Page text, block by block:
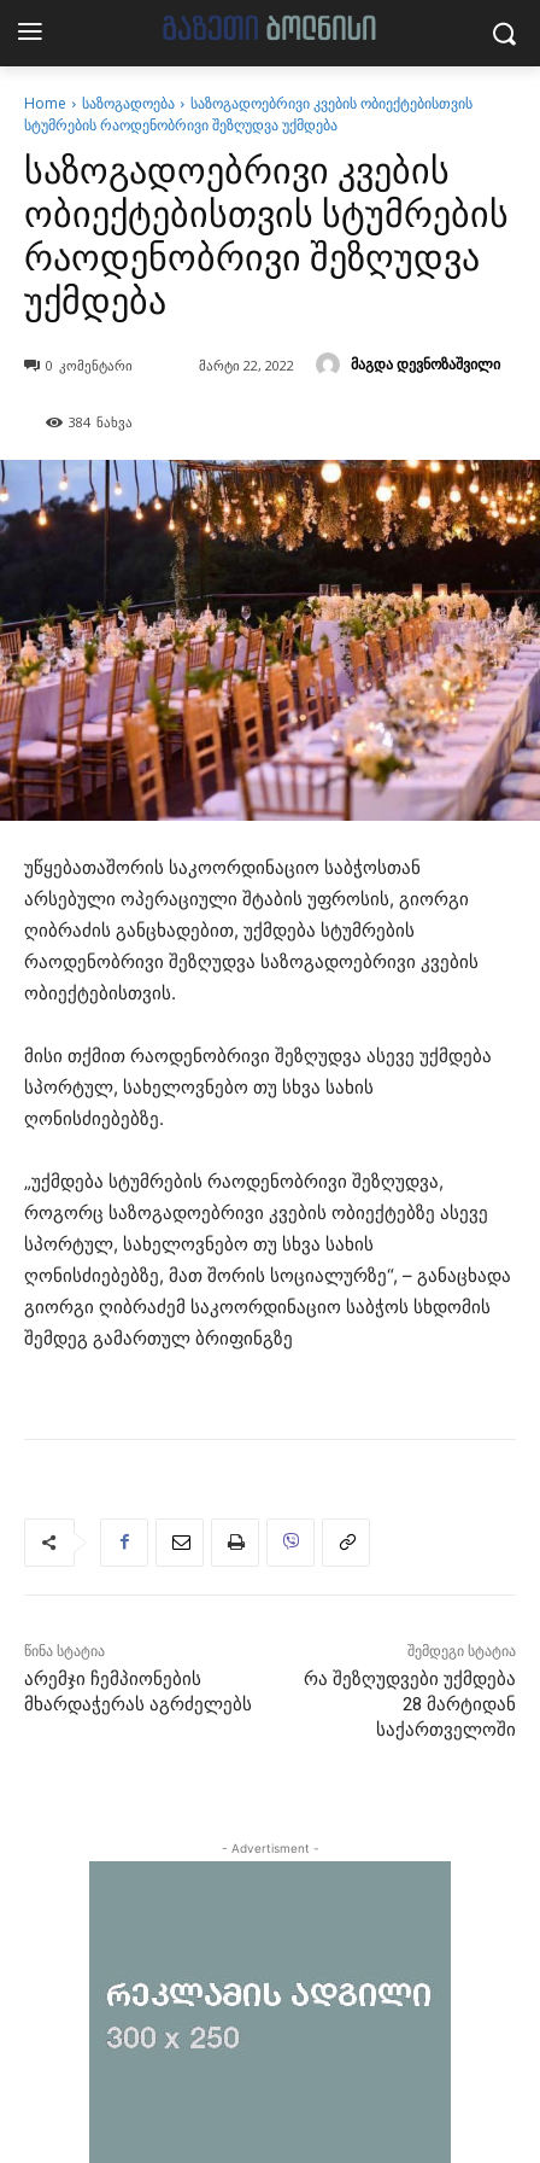
Home საზოგადოება
საზოგადოებრივი კვების ობიექტებისთვის
სტუმრების რაოდენობრივი შეზღუდვა უქმდება
საზოგადოებრივი კვების
ობიექტებისთვის სტუმრების
რაოდენობრივი შეზღუდვა
უქმდება
მაგდა დევნოზაშვილი
მარტი 22, 2022
0 კომენტარი
384 ნახვა
უწყებათაშორის საკოორდინაციო საბჭოსთან
არსებული ოპერაციული შტაბის უფროსის, გიორგი
ღიბრაძის განცხადებით, უქმდება სტუმრების
რაოდენობრივი შეზღუდვა საზოგადოებრივი კვების
ობიექტებისთვის.
მისი თქმით რაოდენობრივი შეზღუდვა ასევე უქმდება
სპორტულ, სახელოვნებო თუ სხვა სახის
ღონისძიებებზე.
„უქმდება სტუმრების რაოდენობრივი შეზღუდვა,
როგორც საზოგადოებრივი კვების ობიექტებზე ასევე
სპორტულ, სახელოვნებო თუ სხვა სახის
ღონისძიებებზე, მათ შორის სოციალურზე“, – განაცხადა
გიორგი ღიბრაძემ საკოორდინაციო საბჭოს სხდომის
შემდეგ გამართულ ბრიფინგზე
წინა სტატია
არემჯი ჩემპიონების
მხარდაჭერას აგრძელებს
შემდეგი სტატია
რა შეზღუდვები უქმდება
28 მარტიდან
საქართველოში
- Advertisment -